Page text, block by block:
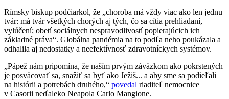
Rímsky biskup podčiarkol, že „choroba má vždy viac ako len jednu
tvár: má tvár všetkých chorých aj tých, čo sa cítia prehliadaní,
vylúčení; obetí sociálnych nespravodlivostí popierajúcich ich
základné práva“. Globálna pandémia na to podľa neho poukázala a
odhalila aj nedostatky a neefektívnosť zdravotníckych systémov.
„Pápež nám pripomína, že naším prvým záväzkom ako pokrstených
je posväcovať sa, snažiť sa byť ako Ježiš... a aby sme sa podieľali
na histórii a potrebách druhého,“ povedal riaditeľ nemocnice
v Casorii neďaleko Neapola Carlo Mangione.